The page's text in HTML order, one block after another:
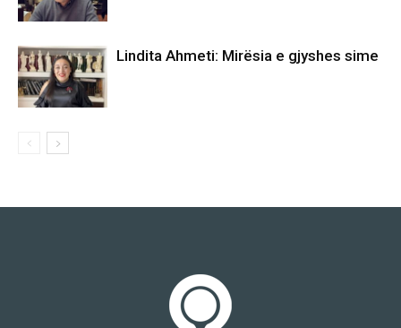
Lindita Ahmeti: Mirësia e gjyshes sime